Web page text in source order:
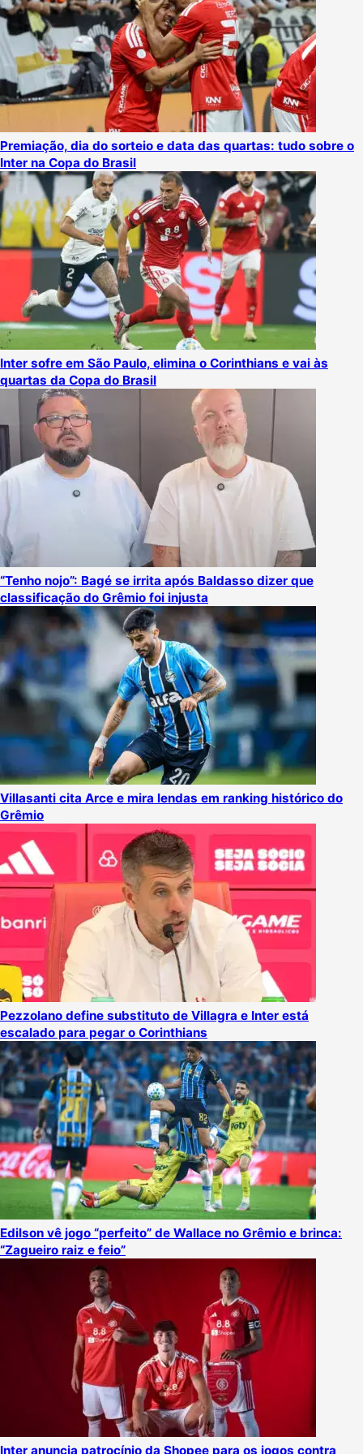
Premiação, dia do sorteio e data das quartas: tudo sobre o
Inter na Copa do Brasil
Inter sofre em São Paulo, elimina o Corinthians e vai às
quartas da Copa do Brasil
“Tenho nojo”: Bagé se irrita após Baldasso dizer que
classificação do Grêmio foi injusta
Villasanti cita Arce e mira lendas em ranking histórico do
Grêmio
Pezzolano define substituto de Villagra e Inter está
escalado para pegar o Corinthians
Edilson vê jogo “perfeito” de Wallace no Grêmio e brinca:
“Zagueiro raiz e feio”
Inter anuncia patrocínio da Shopee para os jogos contra